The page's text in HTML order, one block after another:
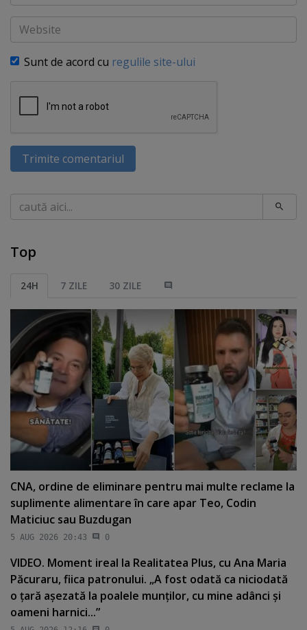
Website
Sunt de acord cu regulile site-ului
Trimite comentariul
Caută
Top
24H 7 ZILE 30 ZILE
CNA, ordine de eliminare pentru mai multe reclame la
suplimente alimentare în care apar Teo, Codin
Maticiuc sau Buzdugan
5 AUG 2026 20:43 0
VIDEO. Moment ireal la Realitatea Plus, cu Ana Maria
Păcuraru, fiica patronului. „A fost odată ca niciodată
o ţară aşezată la poalele munţilor, cu mine adânci şi
oameni harnici...”